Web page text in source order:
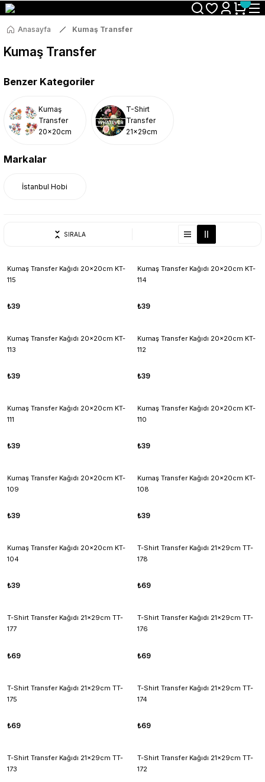
Size Özel "HG10" Koduyla Sepette Hemen %10 İndirimi Kaçırma
Anasayfa Kumaş Transfer
Kumaş Transfer
Benzer Kategoriler
Kumaş
Transfer
20x20cm
T-Shirt
Transfer
21x29cm
Markalar
İstanbul Hobi
SIRALA
Kumaş Transfer Kağıdı 20x20cm KT-
115
₺39
Kumaş Transfer Kağıdı 20x20cm KT-
114
₺39
Kumaş Transfer Kağıdı 20x20cm KT-
113
₺39
Kumaş Transfer Kağıdı 20x20cm KT-
112
₺39
Kumaş Transfer Kağıdı 20x20cm KT-
111
₺39
Kumaş Transfer Kağıdı 20x20cm KT-
110
₺39
Kumaş Transfer Kağıdı 20x20cm KT-
109
₺39
Kumaş Transfer Kağıdı 20x20cm KT-
108
₺39
Kumaş Transfer Kağıdı 20x20cm KT-
104
₺39
T-Shirt Transfer Kağıdı 21x29cm TT-
178
₺69
T-Shirt Transfer Kağıdı 21x29cm TT-
177
₺69
T-Shirt Transfer Kağıdı 21x29cm TT-
176
₺69
T-Shirt Transfer Kağıdı 21x29cm TT-
175
₺69
T-Shirt Transfer Kağıdı 21x29cm TT-
174
₺69
T-Shirt Transfer Kağıdı 21x29cm TT-
173
T-Shirt Transfer Kağıdı 21x29cm TT-
172